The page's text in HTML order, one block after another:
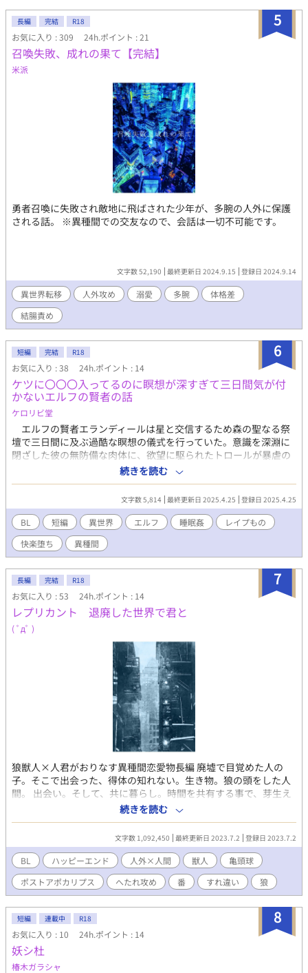
5
長編 完結 R18
お気に入り : 309 24h.ポイント : 21
召喚失敗、成れの果て【完結】
米派
勇者召喚に失敗され敵地に飛ばされた少年が、多腕の人外に保護
される話。 ※異種間での交友なので、会話は一切不可能です。
文字数 52,190 最終更新日 2024.9.15 登録日 2024.9.14
異世界転移 人外攻め 溺愛 多腕
体格差
結腸責め
6
短編 完結 R18
お気に入り : 38 24h.ポイント : 14
ケツに〇〇〇入ってるのに瞑想が深すぎて三日間気が付
かないエルフの賢者の話
ケロリビ堂
エルフの賢者エランディールは星と交信するため森の聖なる祭
壇で三日間に及ぶ過酷な瞑想の儀式を行っていた。意識を深淵に
閉ざした彼の無防備な肉体に、欲望に駆られたトロールが暴虐の
限りを尽くす。三日間犯され続ける中、エランディールの身体は
意識とは無関係に反応し、快感に踊る。だが彼の魂は静寂を守っ
たままだった……。そして三日目たった朝、犯された賢者は目を
覚ますが……。 ムーンライトノベルとpixivにもタイトルを変えて
掲載しています。
続きを読む
文字数 5,814 最終更新日 2025.4.25 登録日 2025.4.25
BL 短編 異世界 エルフ 睡眠姦
レイプもの
快楽堕ち
異種間
7
長編 完結 R18
お気に入り : 53 24h.ポイント : 14
レプリカント 退廃した世界で君と
( ﾟдﾟ )
狼獣人×人君がおりなす異種間恋愛物長編 廃墟で目覚めた人の
子。そこで出会った、得体の知れない。生き物。狼の頭をした人
間。 出会い。そして、共に暮らし。時間を共有する事で、芽生え
る感情。 それはやがて、お互いにどう作用するのか。その化学反
応はきっと予想できなくて。 ――そこに幸せがある事を、ただ願
った。 （獣要素強め・基本受け視点のみ・CP固定・くっつくまで
長いです pixivでも投稿しています）
続きを読む
文字数 1,092,450 最終更新日 2023.7.2 登録日 2023.7.2
BL ハッピーエンド 人外×人間 獣人
亀頭球
ポストアポカリプス
へたれ攻め 番 すれ違い 狼
8
短編 連載中 R18
お気に入り : 10 24h.ポイント : 14
妖シ杜
椿木ガラシャ